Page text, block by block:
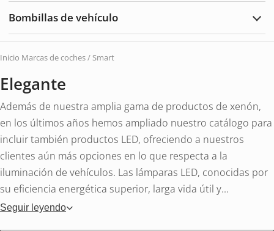
Bombillas de vehículo
de
Inicio Marcas de coches / Smart
Elegante
Además de nuestra amplia gama de productos de xenón,
en los últimos años hemos ampliado nuestro catálogo para
incluir también productos LED, ofreciendo a nuestros
clientes aún más opciones en lo que respecta a la
iluminación de vehículos. Las lámparas LED, conocidas por
su eficiencia energética superior, larga vida útil y...
Seguir leyendo